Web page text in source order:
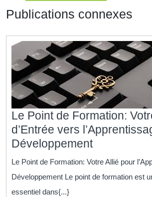
Publications connexes
Le Point de Formation:
d’Entrée vers
DéveloppementLe
Point
de
Le Point de Formation: Votre Allié pour
Développement Le point de formation est
essentiel dans{...}